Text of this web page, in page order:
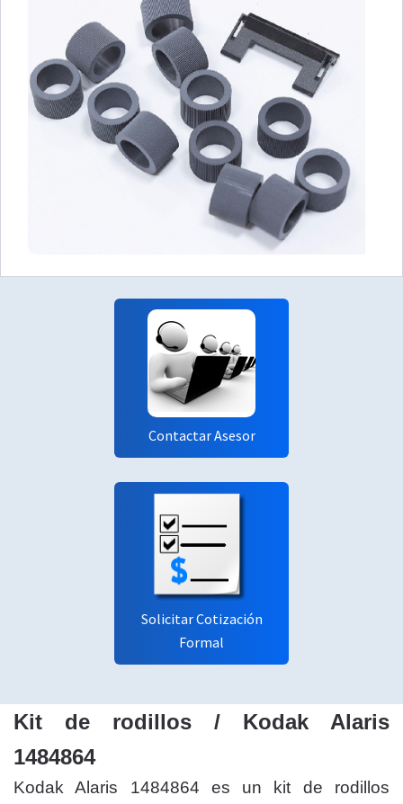
Contactar Asesor
Solicitar Cotización
Formal
Kit de rodillos / Kodak Alaris
1484864
Kodak Alaris 1484864 es un kit de rodillos